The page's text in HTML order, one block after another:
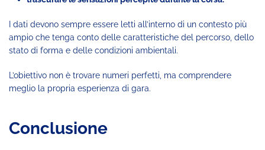
I dati devono sempre essere letti all’interno di un contesto più
ampio che tenga conto delle caratteristiche del percorso, dello
stato di forma e delle condizioni ambientali.
L’obiettivo non è trovare numeri perfetti, ma comprendere
meglio la propria esperienza di gara.
Conclusione